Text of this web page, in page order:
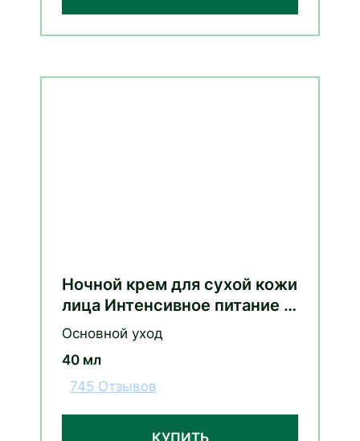
Ночной крем для сухой кожи
лица Интенсивное питание с
маслом ростков пшеницы
Основной уход
40 мл
745 Отзывов